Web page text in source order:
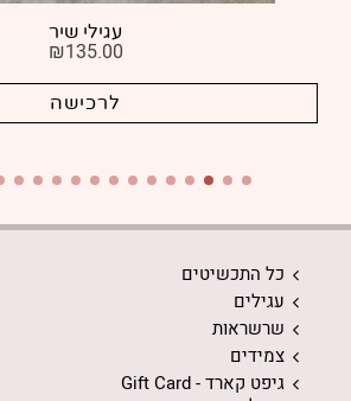
עגילי שיר
₪135.00
לרכישה
כל התכשיטים
עגילים
שרשראות
צמידים
גיפט קארד - Gift Card